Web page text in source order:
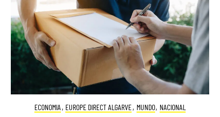
ECONOMIA , EUROPE DIRECT ALGARVE, MUNDO, NACIONAL